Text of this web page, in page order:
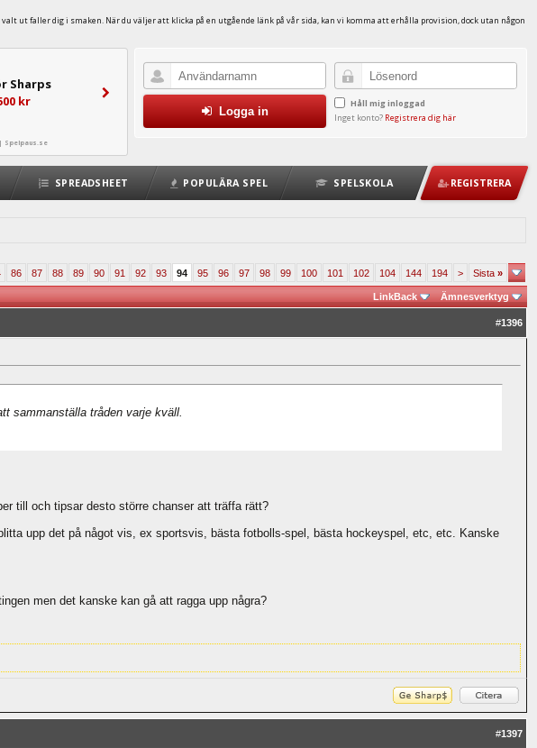
ut faller dig i smaken. När du väljer att klicka på en utgående länk på vår sida, kan vi komma att erhålla provision, dock utan någon
Sharps
kr
| Spelpaus.se
Håll mig inloggad
Inget konto? Registrera dig här
Logga in
SPREADSHEET POPULÄRA SPEL SPELSKOLA REGISTRERA
86 87 88 89 90 91 92 93 94 95 96 97 98 99 100 101 102 104 144 194 > Sista»
LinkBack Ämnesverktyg
#1396
sammanställa tråden varje kväll.
till och tipsar desto större chanser att träffa rätt?
upp det på något vis, ex sportsvis, bästa fotbolls-spel, bästa hockeyspel, etc, etc. Kanske
men det kanske kan gå att ragga upp några?
#1397